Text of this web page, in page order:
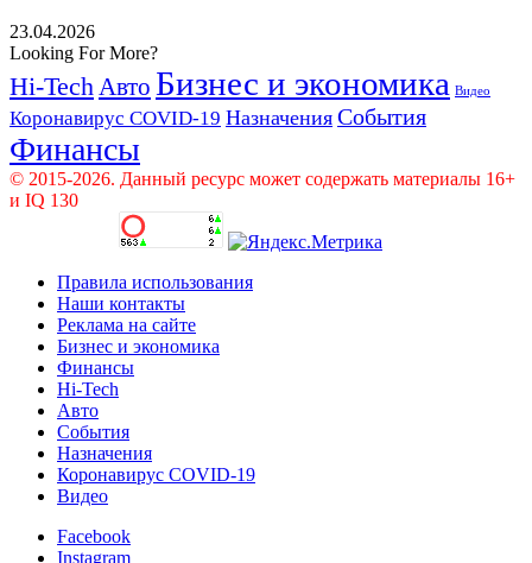
23.04.2026
Looking For More?
Hi-Tech Авто Бизнес и экономика Видео
Коронавирус COVID-19 Назначения События
Финансы
© 2015-2026. Данный ресурс может содержать материалы 16+
и IQ 130
Правила использования
Наши контакты
Реклама на сайте
Бизнес и экономика
Финансы
Hi-Tech
Авто
События
Назначения
Коронавирус COVID-19
Видео
Facebook
Instagram